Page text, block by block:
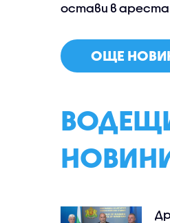
остави в
ОЩЕ